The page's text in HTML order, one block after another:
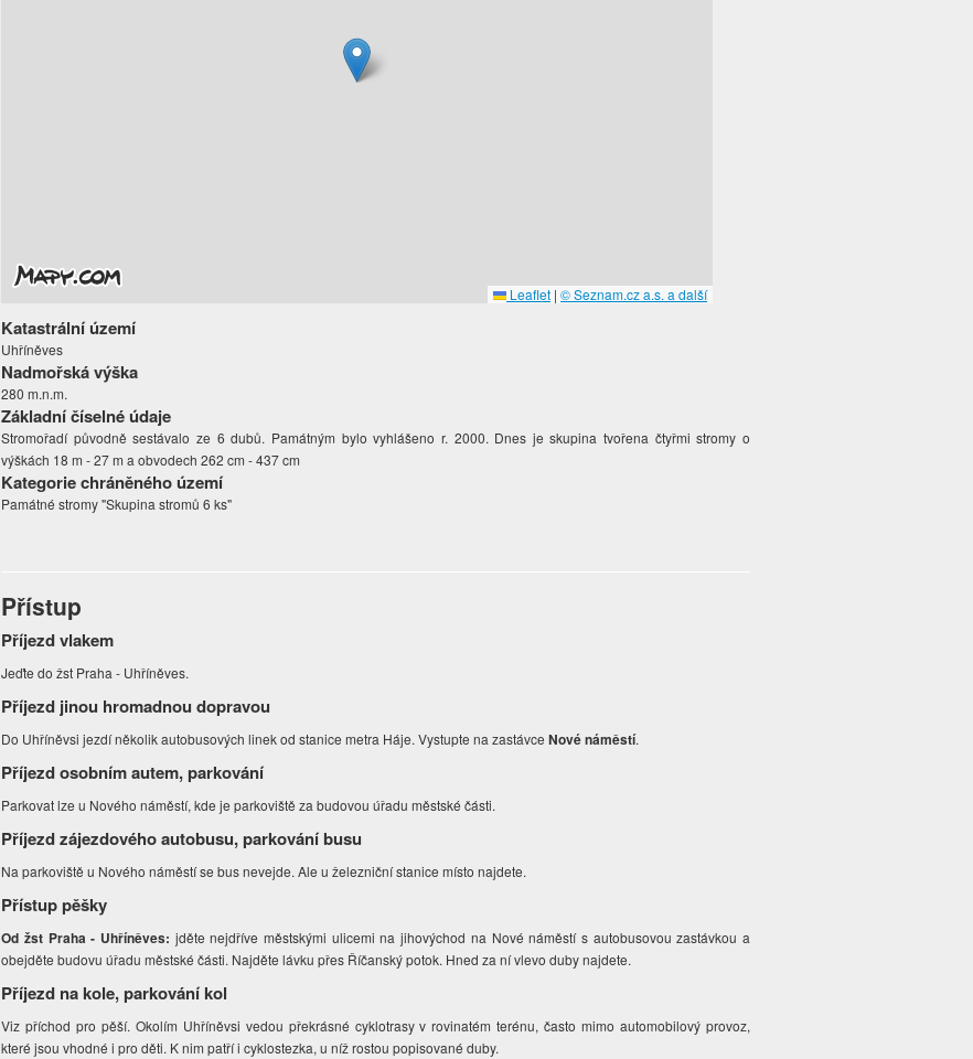
Leaflet | © Seznam.cz a.s. a další
Katastrální území
Uhříněves
Nadmořská výška
280 m.n.m.
Základní číselné údaje
Stromořadí původně sestávalo ze 6 dubů. Památným bylo vyhlášeno r. 2000. Dnes je skupina tvořena čtyřmi stromy o
výškách 18 m - 27 m a obvodech 262 cm - 437 cm
Kategorie chráněného území
Památné stromy "Skupina stromů 6 ks"
Přístup
Příjezd vlakem
Jeďte do žst Praha - Uhříněves.
Příjezd jinou hromadnou dopravou
Do Uhříněvsi jezdí několik autobusových linek od stanice metra Háje. Vystupte na zastávceNové náměstí.
Příjezd osobním autem, parkování
Parkovat lze u Nového náměstí, kde je parkoviště za budovou úřadu městské části.
Příjezd zájezdového autobusu, parkování busu
Na parkoviště u Nového náměstí se bus nevejde. Ale u železniční stanice místo najdete.
Přístup pěšky
Od žst Praha - Uhříněves: jděte nejdříve městskými ulicemi na jihovýchod na Nové náměstí s autobusovou zastávkou a
obejděte budovu úřadu městské části. Najděte lávku přes Říčanský potok. Hned za ní vlevo duby najdete.
Příjezd na kole, parkování kol
Viz příchod pro pěší. Okolím Uhříněvsi vedou překrásné cyklotrasy v rovinatém terénu, často mimo automobilový provoz,
které jsou vhodné i pro děti. K nim patří i cyklostezka, u níž rostou popisované duby.